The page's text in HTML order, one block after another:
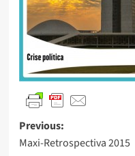
Previous:
Maxi-Retrospectiva 2015